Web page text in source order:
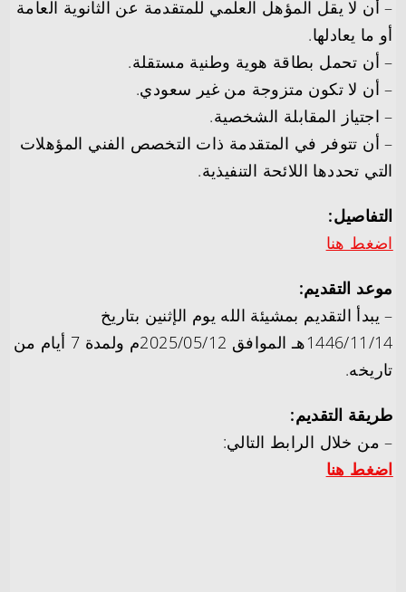
– أن لا يقل المؤهل العلمي للمتقدمة عن الثانوية العامة
أو ما يعادلها.
– أن تحمل بطاقة هوية وطنية مستقلة.
– أن لا تكون متزوجة من غير سعودي.
– اجتياز المقابلة الشخصية.
– أن تتوفر في المتقدمة ذات التخصص الفني المؤهلات
التي تحددها اللائحة التنفيذية.
التفاصيل:
اضغط هنا
موعد التقديم:
– يبدأ التقديم بمشيئة الله يوم الإثنين بتاريخ
1446/11/14هـ الموافق 2025/05/12م ولمدة 7 أيام من
تاريخه.
طريقة التقديم:
– من خلال الرابط التالي:
اضغط هنا